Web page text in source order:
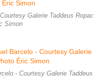
Galerie Taddeus Ropac
Simon
- Courtesy Galerie Taddeus